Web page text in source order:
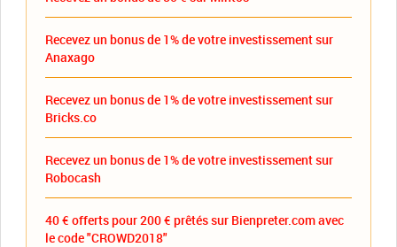
Recevez un bonus de 1% de votre investissement sur
Anaxago
Recevez un bonus de 1% de votre investissement sur
Bricks.co
Recevez un bonus de 1% de votre investissement sur
Robocash
40 € offerts pour 200 € prêtés sur Bienpreter.com avec
le code "CROWD2018"